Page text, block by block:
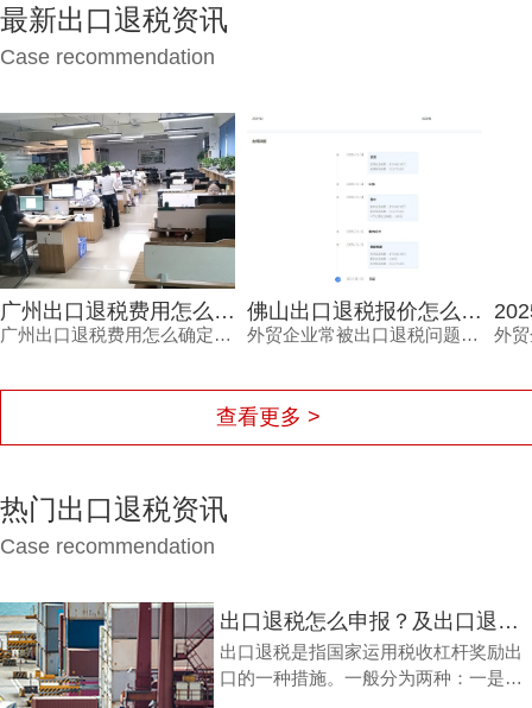
最新出口退税资讯
Case recommendation
佛山出口退税报价怎么确定？每月报关单量是关键参考因素
外贸企业常被出口退税问题困扰，佛山出口退税报价怎么确定？本文从每月报关单量等维度拆解，帮助负责人了解报价逻辑。
2025年外贸企业佛山机构出口退税报价多少？选错白花钱
外贸企业关注佛山机构出口退税报价，但真正需要的是安全、高效的退税结果。本文分析报价差异原因，解读2025年出口退税政策变化，并介绍鸿裕财税透明定价、不成功免费退、一手团队不外包等核心优势。
查看更多 >
热门出口退税资讯
Case recommendation
出口退税怎么申报？及出口退税怎么进行填写增值税申报表?
出口退税是指国家运用税收杠杆奖励出
口的一种措施。一般分为两种：一是退